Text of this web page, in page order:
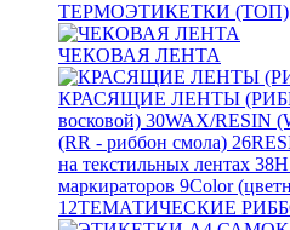
ТЕРМОЭТИКЕТКИ (ТОП)
ЧЕКОВАЯ ЛЕНТА
КРАСЯЩИЕ ЛЕНТЫ
восковой) 30WAX/RESIN
(RR - риббон смола) 26
на текстильных лентах 38
маркираторов 9Color
12ТЕМАТИЧЕСКИЕ